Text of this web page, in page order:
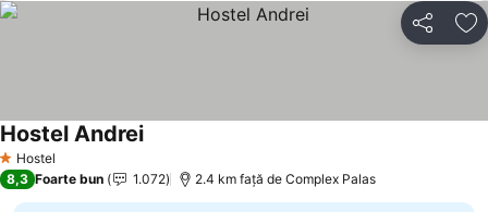
Distribuiți
1 Stele
Hostel
Hostel Andrei
8,3 Foarte bun 1.072 2.4 km faţă de Complex Palas